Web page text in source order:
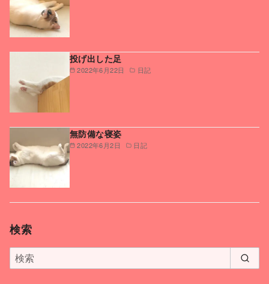
2022年6月22日 日記
投げ出した足
2022年6月2日 日記
無防備な寝姿
検索